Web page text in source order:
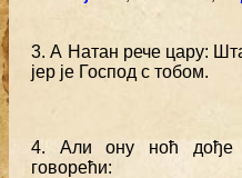
3. А Натан рече цару:
јер је Господ с тобом.
4. Али ону ноћ дође
говорећи: